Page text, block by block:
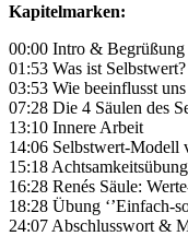
Kapitelmarken:
00:00 Intro & Begrüßung
01:53 Was ist Selbstwert?
03:53 Wie beeinflusst
07:28 Die 4 Säulen des
13:10 Innere Arbeit
14:06 Selbstwert-Modell
15:18 Achtsamkeitsübung
16:28 Renés Säule:
18:28 Übung ‘’Einfach-
24:07 Abschlusswort &